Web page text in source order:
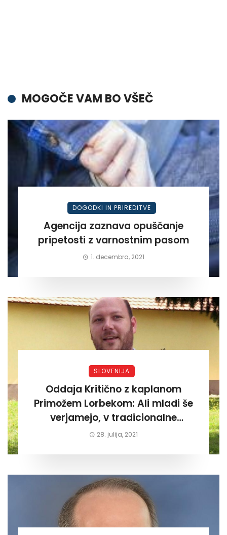
MOGOČE VAM BO VŠEČ
DOGODKI IN PRIREDITVE
Agencija zaznava opuščanje
pripetosti z varnostnim pasom
1. decembra, 2021
SLOVENIJA
Oddaja Kritično z kaplanom
Primožem Lorbekom: Ali mladi še
verjamejo, v tradicionalne
vrednote katoličanstva ?
28. julija, 2021